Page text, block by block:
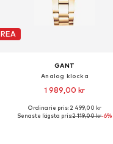
REA
GANT
Analog klocka
1 989,00 kr
Tillgängliga storlekar: One Size
Ordinarie pris: 2 499,00 kr
Senaste lägsta pris:2 119,00 kr-6%